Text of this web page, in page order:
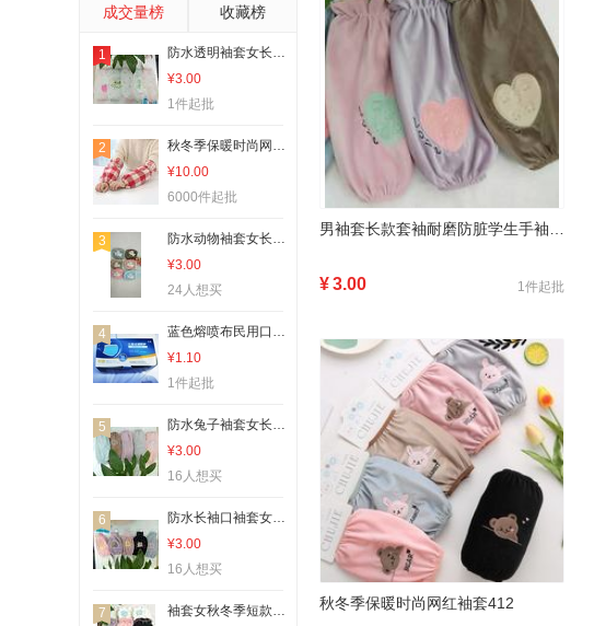
成交量榜 收藏榜
1
防水透明袖套女长款工作厨房防油套袖办公可爱时尚护袖男成人短款秋冬
¥3.00
1件起批
2
秋冬季保暖时尚网红袖套441
¥10.00
6000件起批
3
防水动物袖套女长款工作厨房防油套袖办公可爱时尚护袖男成人短款秋冬
¥3.00
24人想买
4
蓝色熔喷布民用口罩【外贸专供】
¥1.10
1件起批
5
防水兔子袖套女长款工作厨房防油套袖办公可爱时尚护袖男成人短款秋冬
¥3.00
16人想买
6
防水长袖口袖套女长款工作厨房防油套袖办公可爱时尚护袖男成人短款秋冬
¥3.00
16人想买
7
袖套女秋冬季短款套袖护袖工作可爱手袖头冬天ins潮绣花韩版
¥3.00 1件起批
秋冬季保暖时尚网红袖套412